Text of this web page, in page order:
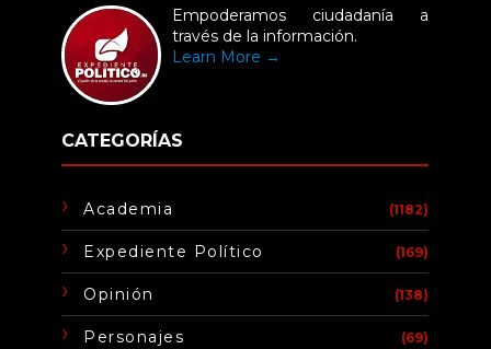
Empoderamos ciudadanía a
través de la información.
Learn More →
CATEGORÍAS
Academia (1182)
Expediente Político (169)
Opinión (138)
Personajes (69)